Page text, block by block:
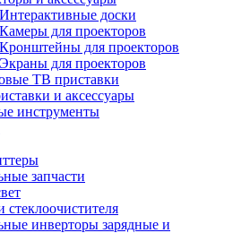
Интерактивные доски
Камеры для проекторов
Кронштейны для проекторов
Экраны для проекторов
ТВ приставки
и аксессуары
инструменты
запчасти
инверторы зарядные и